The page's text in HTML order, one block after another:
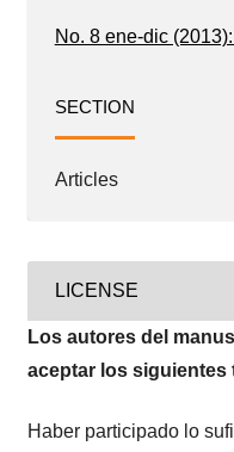
No. 8 ene-dic
SECTION
Articles
LICENSE
Los autores del
aceptar los
Haber participado lo